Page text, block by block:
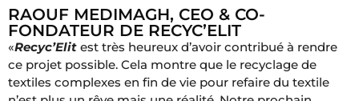
RAOUF MEDIMAGH, CEO & CO-
FONDATEUR DE RECYC’ELIT
«Recyc’Elit est très heureux d’avoir contribué à rendre
ce projet possible. Cela montre que le recyclage de
textiles complexes en fin de vie pour refaire du textile